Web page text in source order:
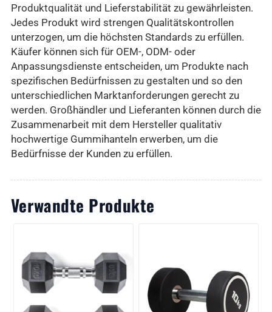
Produktqualität und Lieferstabilität zu gewährleisten.
Jedes Produkt wird strengen Qualitätskontrollen
unterzogen, um die höchsten Standards zu erfüllen.
Käufer können sich für OEM-, ODM- oder
Anpassungsdienste entscheiden, um Produkte nach
spezifischen Bedürfnissen zu gestalten und so den
unterschiedlichen Marktanforderungen gerecht zu
werden. Großhändler und Lieferanten können durch die
Zusammenarbeit mit dem Hersteller qualitativ
hochwertige Gummihanteln erwerben, um die
Bedürfnisse der Kunden zu erfüllen.
Verwandte Produkte